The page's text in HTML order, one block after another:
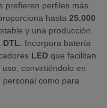
prefieren perfiles más
hasta 25.000
y una producción
DTL . Incorpora batería
LED que facilitan
convirtiéndolo en
como para